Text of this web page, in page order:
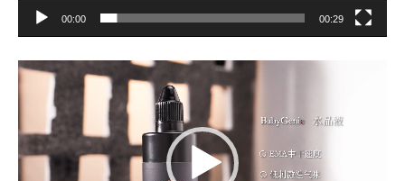
00:00 00:29
視
訊
播
放